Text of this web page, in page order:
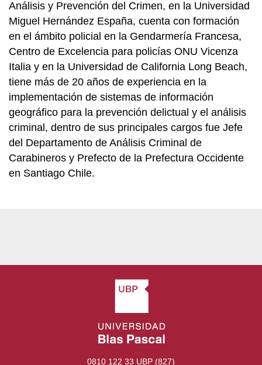
Análisis y Prevención del Crimen, en la Universidad
Miguel Hernández España, cuenta con formación
en el ámbito policial en la Gendarmería Francesa,
Centro de Excelencia para policías ONU Vicenza
Italia y en la Universidad de California Long Beach,
tiene más de 20 años de experiencia en la
implementación de sistemas de información
geográfico para la prevención delictual y el análisis
criminal, dentro de sus principales cargos fue Jefe
del Departamento de Análisis Criminal de
Carabineros y Prefecto de la Prefectura Occidente
en Santiago Chile.
0810 122 33 UBP (827)